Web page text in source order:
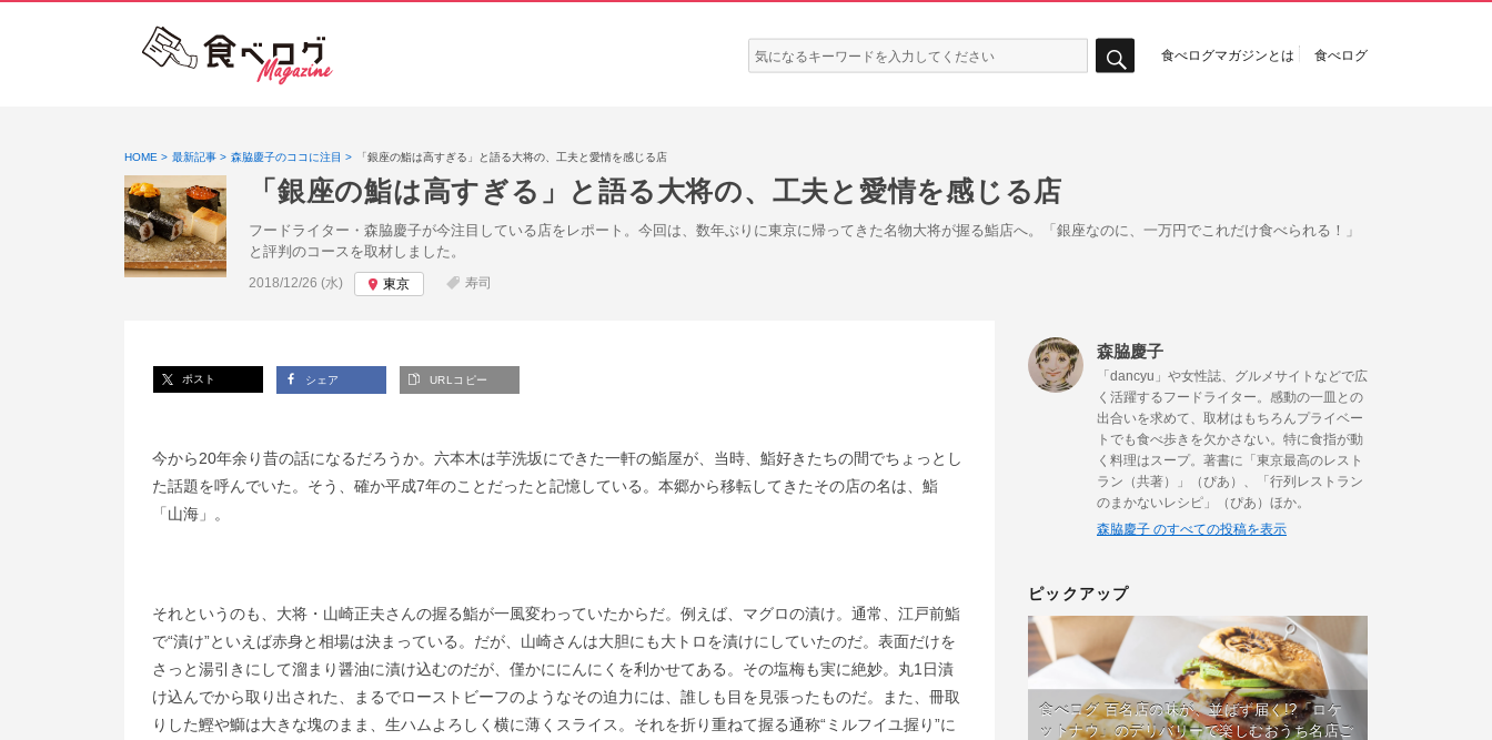
検
索:
食べログマガジンとは 食べログ
HOME 最新記事 森脇慶子のココに注目 「銀座の鮨は高すぎる」と語る大将の、工夫と愛情を感じる店
「銀座の鮨は高すぎる」と語る大将の、工夫と愛情を感じる店
フードライター・森脇慶子が今注目している店をレポート。今回は、数年ぶりに東京に帰ってきた名物大将が握る鮨店へ。「銀座なのに、一万円でこれだけ食べられる！」
と評判のコースを取材しました。
投稿日:
2018/12/26 (水) 東京 寿司
ポスト シェア URLコピー
今から20年余り昔の話になるだろうか。六本木は芋洗坂にできた一軒の鮨屋が、当時、鮨好きたちの間でちょっとし
た話題を呼んでいた。そう、確か平成7年のことだったと記憶している。本郷から移転してきたその店の名は、鮨
「山海」。
それというのも、大将・山崎正夫さんの握る鮨が一風変わっていたからだ。例えば、マグロの漬け。通常、江戸前鮨
で“漬け”といえば赤身と相場は決まっている。だが、山崎さんは大胆にも大トロを漬けにしていたのだ。表面だけを
さっと湯引きにして溜まり醤油に漬け込むのだが、僅かににんにくを利かせてある。その塩梅も実に絶妙。丸1日漬
け込んでから取り出された、まるでローストビーフのようなその迫力には、誰しも目を見張ったものだ。また、冊取
りした鰹や鰤は大きな塊のまま、生ハムよろしく横に薄くスライス。それを折り重ねて握る通称“ミルフイユ握り”に
森脇慶子
「dancyu」や女性誌、グルメサイトなどで広
く活躍するフードライター。感動の一皿との
出合いを求めて、取材はもちろんプライベー
トでも食べ歩きを欠かさない。特に食指が動
く料理はスープ。著書に「東京最高のレスト
ラン（共著）」（ぴあ）、「行列レストラン
のまかないレシピ」（ぴあ）ほか。
森脇慶子 のすべての投稿を表示
ピックアップ
食べログ 百名店の味が、並ばず届く!?「ロケ
ットナウ」のデリバリーで楽しむおうち名店ご